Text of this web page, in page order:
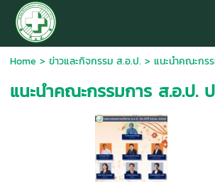
Home > ข่าวและกิจกรรม ส.อ.ป. > แนะนำคณะกร
แนะนำคณะกรรมการ ส.อ.ป.